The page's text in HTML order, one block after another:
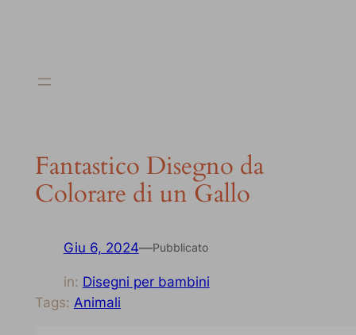
Fantastico Disegno da
Colorare di un Gallo
Giu 6, 2024—Pubblicato
in: Disegni per bambini
Tags: Animali